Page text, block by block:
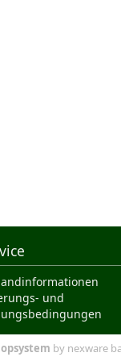
und
by nexware